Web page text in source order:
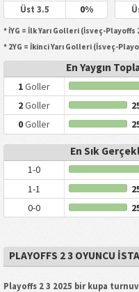
Üst 3.5 0%
* İYG = İlk Yarı Golleri (İsveç-Playoffs
* 2YG = İkinci Yarı Golleri (İsveç-
En Yaygın
1Goller
2Goller
0Goller
En Sık
1-0
1-1
0-0
PLAYOFFS 2 3 OYUNCU
Playoffs 2 3 2025 bir kupa